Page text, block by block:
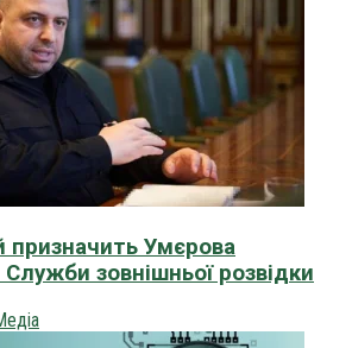
призначить Умєрова
зовнішньої розвідки